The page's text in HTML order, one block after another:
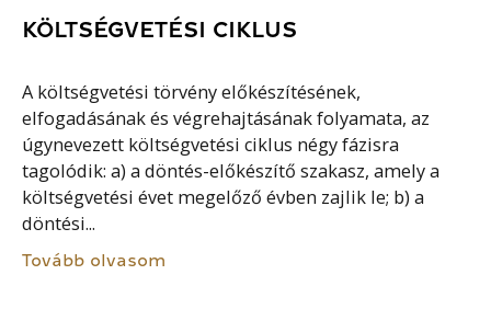
KÖLTSÉGVETÉSI CIKLUS
A költségvetési törvény előkészítésének,
elfogadásának és végrehajtásának folyamata, az
úgynevezett költségvetési ciklus négy fázisra
tagolódik: a) a döntés-előkészítő szakasz, amely a
költségvetési évet megelőző évben zajlik le; b) a
döntési...
Tovább olvasom